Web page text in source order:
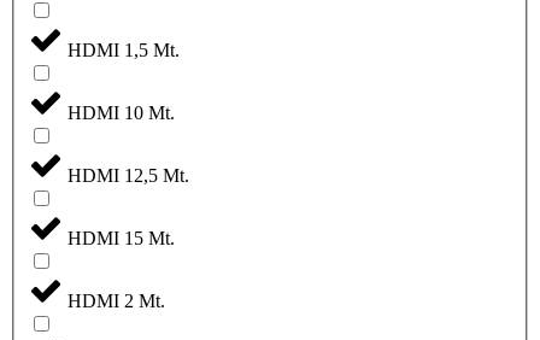
HDMI 1,5 Mt.
HDMI 10 Mt.
HDMI 12,5 Mt.
HDMI 15 Mt.
HDMI 2 Mt.